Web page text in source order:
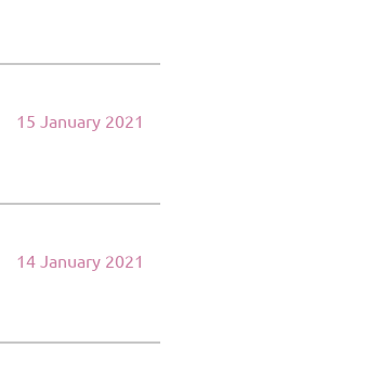
15 January 2021
14 January 2021